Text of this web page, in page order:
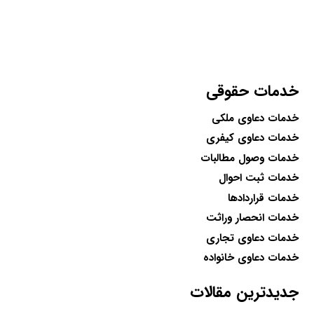
خدمات حقوقی
خدمات دعاوی ملکی
خدمات دعاوی کیفری
خدمات وصول مطالبات
خدمات ثبت احوال
خدمات قراردادها
خدمات انحصار وراثت
خدمات دعاوی تجاری
خدمات دعاوی خانواده
جدیدترین مقالات